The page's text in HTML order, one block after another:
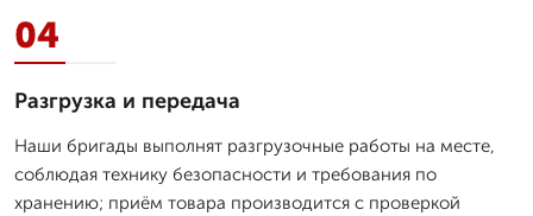
04
Разгрузка и передача
Наши бригады выполнят разгрузочные работы на месте,
соблюдая технику безопасности и требования по
хранению; приём товара производится с проверкой